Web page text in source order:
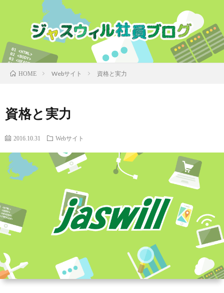
HOME Webサイト 資格と実力
資格と実力
2016.10.31 Webサイト